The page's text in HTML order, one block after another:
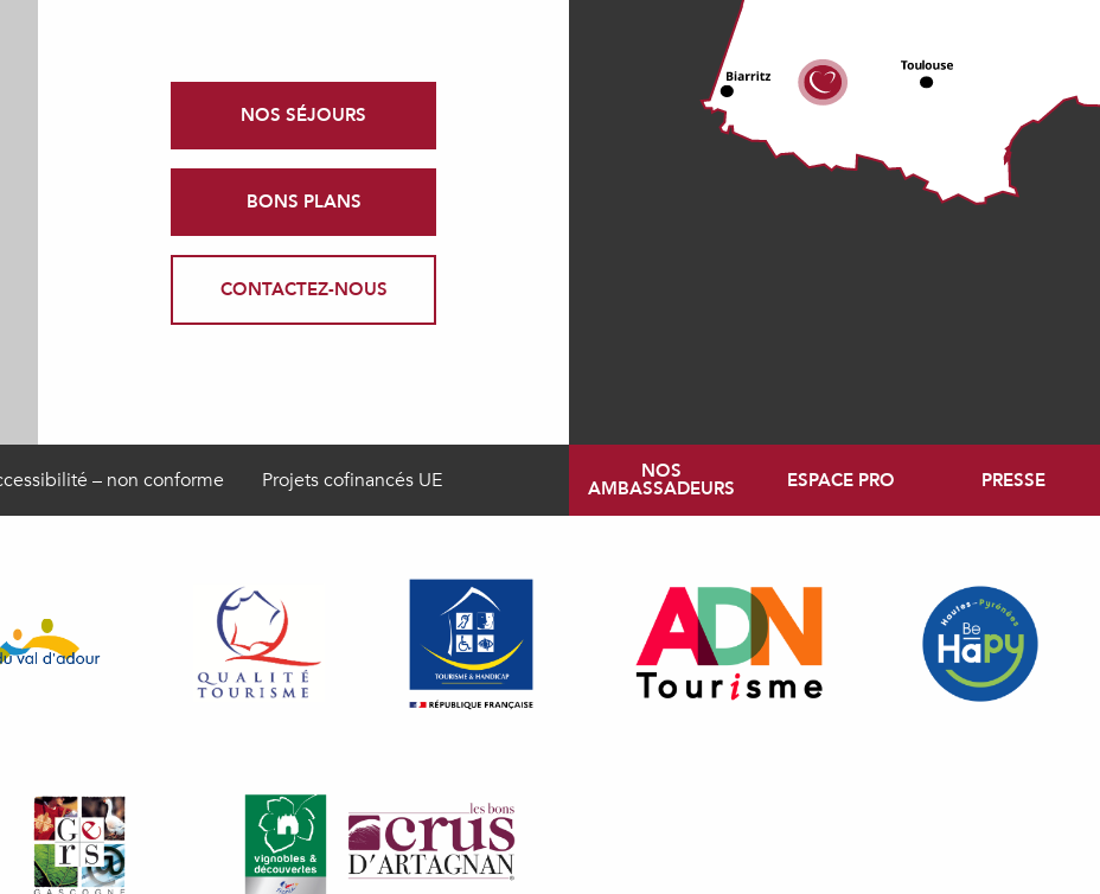
NOS SÉJOURS
BONS PLANS
CONTACTEZ-NOUS
– non conforme Projets cofinancés UE NOS
AMBASSADEURS ESPACE PRO PRESSE